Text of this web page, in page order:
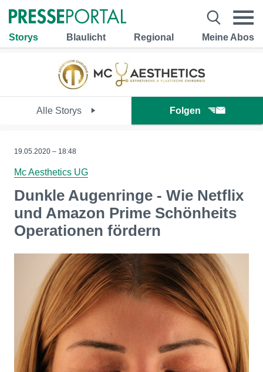
Storys Blaulicht Regional Meine Abos
Alle Storys Folgen
19.05.2020 – 18:48
Mc Aesthetics UG
Dunkle Augenringe - Wie Netflix
und Amazon Prime Schönheits
Operationen fördern